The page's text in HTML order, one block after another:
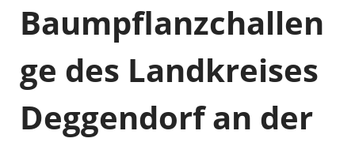
Baumpflanzchallen
ge des Landkreises
Deggendorf an der